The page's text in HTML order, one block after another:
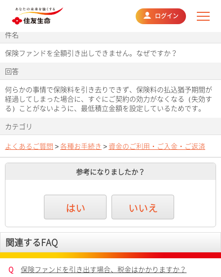
ログイン
よくあるご質問
件名
保険ファンドを全額引き出しできません。なぜですか？
回答
何らかの事情で保険料を引き去りできず、保険料の払込猶予期間が
経過してしまった場合に、すぐにご契約の効力がなくなる（失効す
る）ことがないように、最低積立金額を設定しているためです。
カテゴリ
よくあるご質問 >各種お手続き > 資金のご利用・ご入金・ご返済
参考になりましたか？
はい いいえ
関連するFAQ
Q 保険ファンドを引き出す場合、税金はかかりますか？